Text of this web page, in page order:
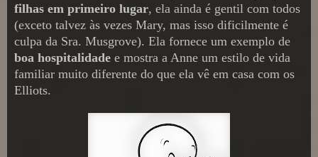
filhas em primeiro lugar, ela ainda é gentil com todos
(exceto talvez às vezes Mary, mas isso dificilmente é
culpa da Sra. Musgrove). Ela fornece um exemplo de
boa hospitalidade e mostra a Anne um estilo de vida
familiar muito diferente do que ela vê em casa com os
Elliots.